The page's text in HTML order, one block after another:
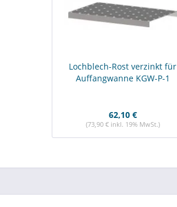
Lochblech-Rost verzinkt für
Auffangwanne KGW-P-1
62,10 €
(73,90 € inkl. 19% MwSt.)